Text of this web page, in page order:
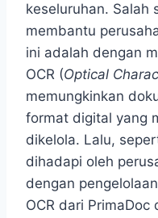
keseluruhan. Salah
membantu
ini adalah dengan
OCR (Optical
memungkinkan
format digital yang
dikelola. Lalu,
dihadapi oleh
dengan
OCR dari